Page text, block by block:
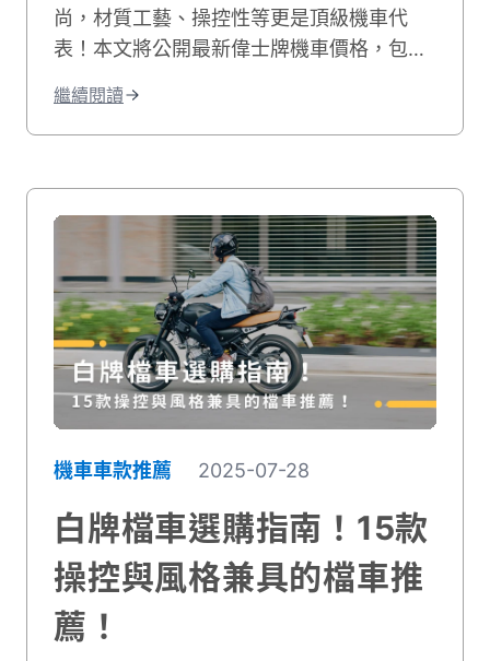
尚，材質工藝、操控性等更是頂級機車代
表！本文將公開最新偉士牌機車價格，包含
預算有限，歡迎諮詢貳輪嶼了解二手偉士牌
價錢！
繼續閱讀
機車車款推薦 2025-07-28
白牌檔車選購指南！15款
操控與風格兼具的檔車推
薦！